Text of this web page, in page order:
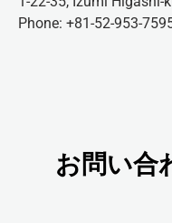
Phone: +81-52-953-
お問い合